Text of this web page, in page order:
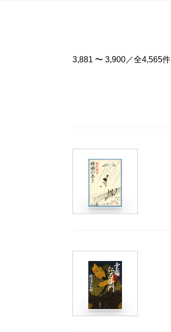
3,881 〜 3,900／全4,565件